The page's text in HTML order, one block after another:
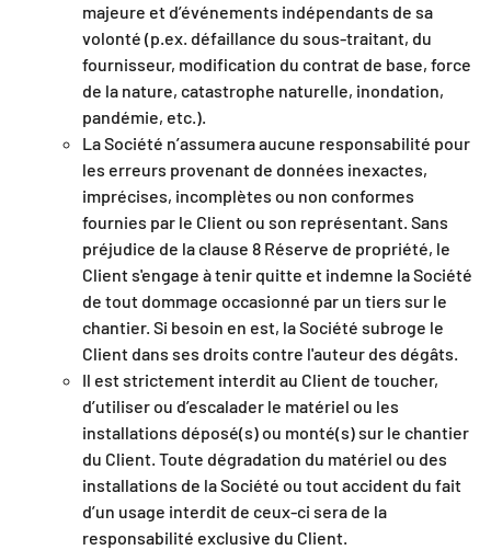
majeure et d’événements indépendants de sa
volonté (p.ex. défaillance du sous-traitant, du
fournisseur, modification du contrat de base, force
de la nature, catastrophe naturelle, inondation,
pandémie, etc.).
La Société n’assumera aucune responsabilité pour
les erreurs provenant de données inexactes,
imprécises, incomplètes ou non conformes
fournies par le Client ou son représentant. Sans
préjudice de la clause 8 Réserve de propriété, le
Client s'engage à tenir quitte et indemne la Société
de tout dommage occasionné par un tiers sur le
chantier. Si besoin en est, la Société subroge le
Client dans ses droits contre l'auteur des dégâts.
Il est strictement interdit au Client de toucher,
d’utiliser ou d’escalader le matériel ou les
installations déposé(s) ou monté(s) sur le chantier
du Client. Toute dégradation du matériel ou des
installations de la Société ou tout accident du fait
d’un usage interdit de ceux-ci sera de la
responsabilité exclusive du Client.